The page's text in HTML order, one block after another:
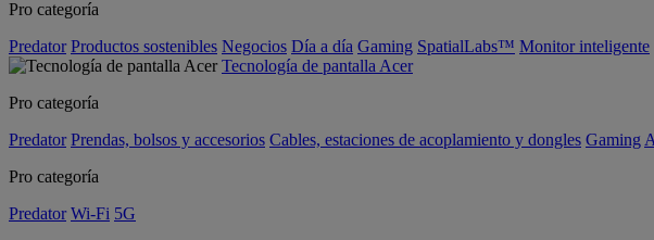
Pro categoría
Predator Productos sostenibles Negocios Día a día Gaming SpatialLabs™ Monitor inteligente
Tecnología de pantalla Acer
Pro categoría
Predator Prendas, bolsos y accesorios Cables, estaciones de acoplamiento y dongles Gaming
Pro categoría
Predator Wi-Fi 5G